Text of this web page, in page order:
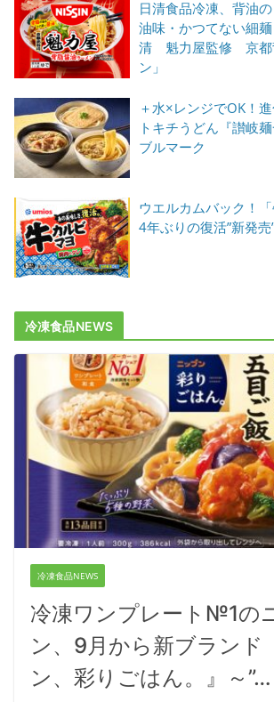
日清食品冷凍、背油
油味・かつてない
清 魁力屋監修 京都
ン」
＋水×レンジでOK！
トキチうどん『讃岐
ブルマーク
ウエルカムバック！
4年ぶりの復活”新発
冷凍食品NEWS
冷凍食品NEWS
冷凍ワンプレート№1の
ン、9月から新ブランド
ン、彩りごはん。』～”…